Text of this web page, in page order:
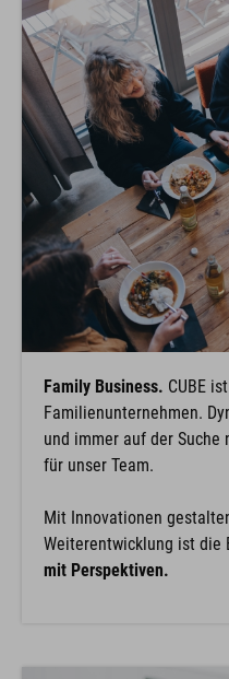
Family Business. CUBE
Familienunternehmen.
und immer auf der Suche
für unser Team.
Mit Innovationen
Weiterentwicklung ist die
mit Perspektiven.